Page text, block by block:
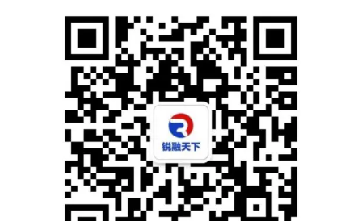
添加好友